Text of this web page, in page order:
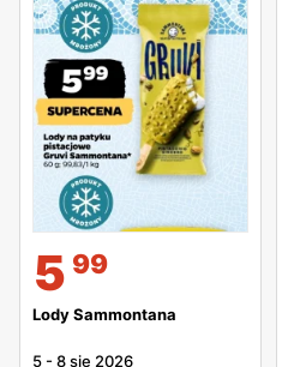
5 99
Lody Sammontana
5 -8 sie 2026